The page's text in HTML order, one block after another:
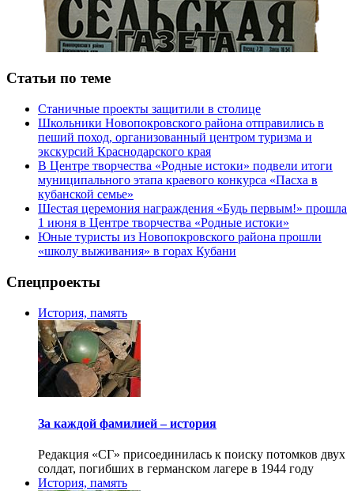
Статьи по теме
Станичные проекты защитили в столице
Школьники Новопокровского района отправились в
пеший поход, организованный центром туризма и
экскурсий Краснодарского края
В Центре творчества «Родные истоки» подвели итоги
муниципального этапа краевого конкурса «Пасха в
кубанской семье»
Шестая церемония награждения «Будь первым!» прошла
1 июня в Центре творчества «Родные истоки»
Юные туристы из Новопокровского района прошли
«школу выживания» в горах Кубани
Спецпроекты
История, память
За каждой фамилией – история
Редакция «СГ» присоединилась к поиску потомков двух
солдат, погибших в германском лагере в 1944 году
История, память